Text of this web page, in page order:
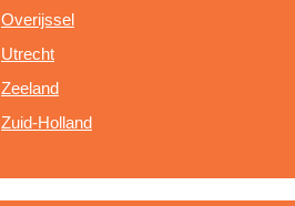
Overijssel
Utrecht
Zeeland
Zuid-Holland